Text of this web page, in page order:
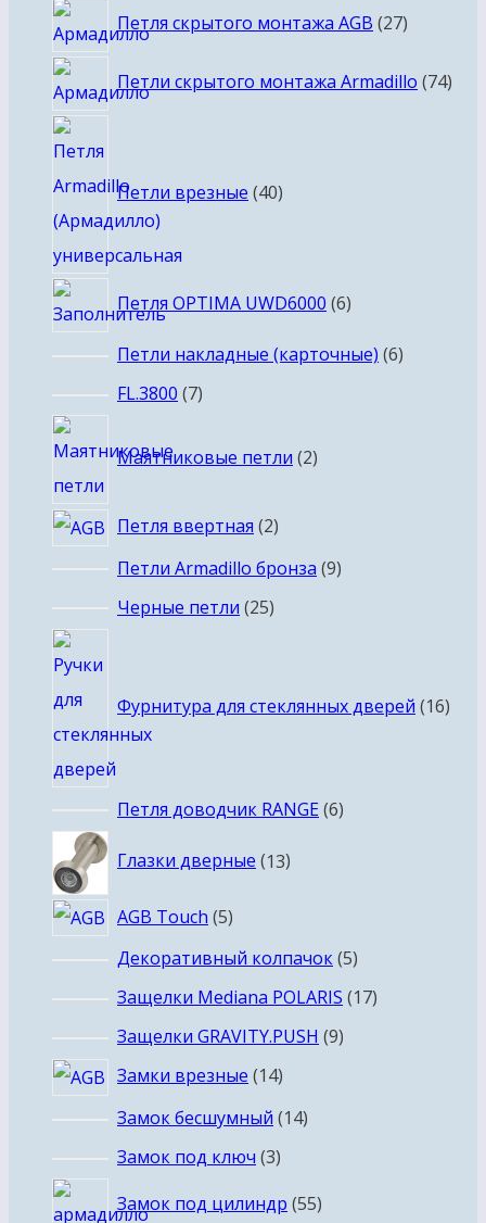
Петля скрытого монтажа AGB 2727
Петли скрытого монтажа Armadillo 7474
Петли врезные 40
Петля OPTIMA UWD6000 66
Петли накладные (карточные) 66
FL.3800 77
Маятниковые петли 2товара
Петля ввертная 22
товара
Петли Armadillo бронза 99
Черные петли 2525
Фурнитура для стеклянных дверей 16
Петля доводчик RANGE 66
Глазки дверные 13
AGB Touch 55
товаров
Декоративный колпачок 55
товаров
Защелки Mediana POLARIS 1717
Защелки GRAVITY.PUSH 99
Замки врезные 1414
товаров
Замок бесшумный 1414
Замок под ключ 33
Замок под цилиндр 5555